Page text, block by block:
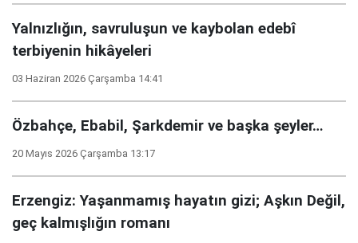
Yalnızlığın, savruluşun ve kaybolan edebî
terbiyenin hikâyeleri
03 Haziran 2026 Çarşamba 14:41
Özbahçe, Ebabil, Şarkdemir ve başka şeyler…
20 Mayıs 2026 Çarşamba 13:17
Erzengiz: Yaşanmamış hayatın gizi; Aşkın Değil,
geç kalmışlığın romanı